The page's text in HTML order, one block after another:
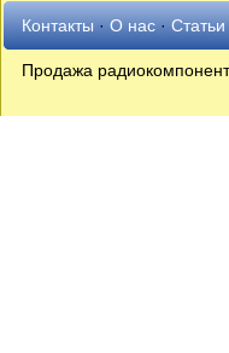
Контакты·О нас·Статьи
Продажа